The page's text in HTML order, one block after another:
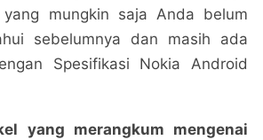
mungkin saja Anda belum
sebelumnya dan masih ada
Spesifikasi Nokia Android
yang merangkum mengenai